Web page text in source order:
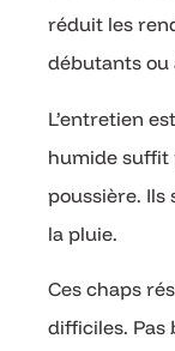
réduit les
débutants ou
L’entretien
humide suffit
poussière. Ils
la pluie.
Ces chaps
difficiles. Pas